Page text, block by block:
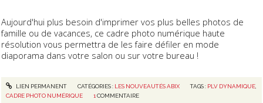
Aujourd'hui plus besoin d'imprimer vos plus belles photos de
famille ou de vacances, ce cadre photo numérique haute
résolution vous permettra de les faire défiler en mode
diaporama dans votre salon ou sur votre bureau !
LIEN PERMANENT CATÉGORIES : LES NOUVEAUTÉS ABIX TAGS : PLV DYNAMIQUE
CADRE PHOTO NUMÉRIQUE
1 COMMENTAIRE